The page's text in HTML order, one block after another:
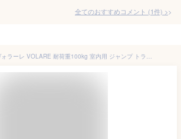
全てのおすすめコメント (1件) >
トランポリン ヴォラーレ VOLARE 耐荷重100kg 室内用 ジャンプ トランポリン 室内 遊具 運動 トレーニング 子供 キッズ